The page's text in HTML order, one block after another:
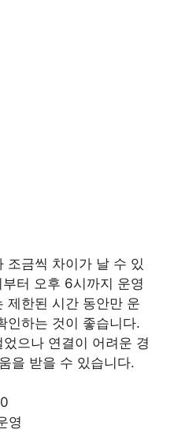
조금씩 차이가 날 수 있
터 오후 6시까지 운영
제한된 시간 동안만 운
인하는 것이 좋습니다.
으나 연결이 어려운 경
을 받을 수 있습니다.
영